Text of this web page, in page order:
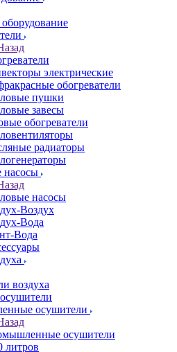
электрические
обогреватели
пушки
завесы
обогреватели
радиаторы
насосы
насосы
Воздух
Вода
Вода
воздуха
осушители
осушители
литров